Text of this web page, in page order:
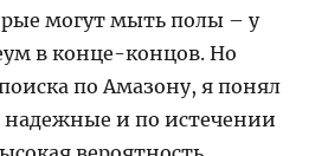
могут мыть полы – у
в конце-концов. Но
по Амазону, я понял
надежные и по истечении